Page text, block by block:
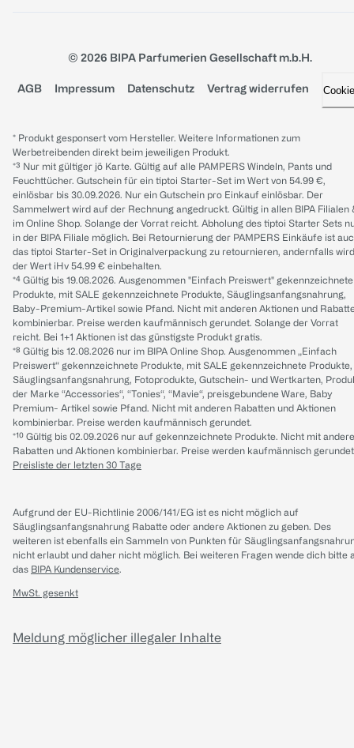
© 2026 BIPA Parfumerien Gesellschaft m.b.H.
AGB Impressum Datenschutz Vertrag widerrufen
* Produkt gesponsert vom Hersteller. Weitere Informationen zum
Werbetreibenden direkt beim jeweiligen Produkt.
*³ Nur mit gültiger jö Karte. Gültig auf alle PAMPERS Windeln, Pants und
Feuchttücher. Gutschein für ein tiptoi Starter-Set im Wert von 54.99 €,
einlösbar bis 30.09.2026. Nur ein Gutschein pro Einkauf einlösbar. Der
Sammelwert wird auf der Rechnung angedruckt. Gültig in allen BIPA Filialen
im Online Shop. Solange der Vorrat reicht. Abholung des tiptoi Starter Sets
in der BIPA Filiale möglich. Bei Retournierung der PAMPERS Einkäufe ist
das tiptoi Starter-Set in Originalverpackung zu retournieren, andernfalls wird
der Wert iHv 54.99 € einbehalten.
*⁴ Gültig bis 19.08.2026. Ausgenommen "Einfach Preiswert" gekennzeichnete
Produkte, mit SALE gekennzeichnete Produkte, Säuglingsanfangsnahrung,
Baby-Premium-Artikel sowie Pfand. Nicht mit anderen Aktionen und
kombinierbar. Preise werden kaufmännisch gerundet. Solange der Vorrat
reicht. Bei 1+1 Aktionen ist das günstigste Produkt gratis.
*⁸ Gültig bis 12.08.2026 nur im BIPA Online Shop. Ausgenommen „Einfach
Preiswert“ gekennzeichnete Produkte, mit SALE gekennzeichnete Produkte,
Säuglingsanfangsnahrung, Fotoprodukte, Gutschein- und Wertkarten,
der Marke “Accessories“, “Tonies“, “Mavie“, preisgebundene Ware, Baby
Premium- Artikel sowie Pfand. Nicht mit anderen Rabatten und Aktionen
kombinierbar. Preise werden kaufmännisch gerundet.
*¹⁰ Gültig bis 02.09.2026 nur auf gekennzeichnete Produkte. Nicht mit
Rabatten und Aktionen kombinierbar. Preise werden kaufmännisch
Preisliste der letzten 30 Tage
Aufgrund der EU-Richtlinie 2006/141/EG ist es nicht möglich auf
Säuglingsanfangsnahrung Rabatte oder andere Aktionen zu geben. Des
weiteren ist ebenfalls ein Sammeln von Punkten für
nicht erlaubt und daher nicht möglich. Bei weiteren Fragen wende dich bitte
das BIPA Kundenservice.
MwSt. gesenkt
Meldung möglicher illegaler Inhalte